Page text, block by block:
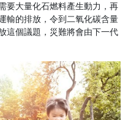
要大量化石燃料產生動力，再
輸的排放，令到二氧化碳含量
這個議題，災難將會由下一代